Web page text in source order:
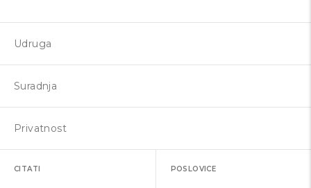
Udruga
Suradnja
Privatnost
CITATI POSLOVICE